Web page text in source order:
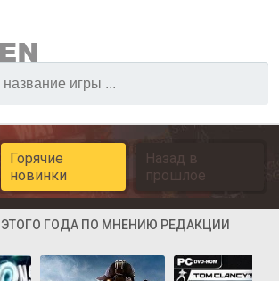
Горячие
новинки
Назад в
прошлое
ГОДА ПО МНЕНИЮ РЕДАКЦИИ